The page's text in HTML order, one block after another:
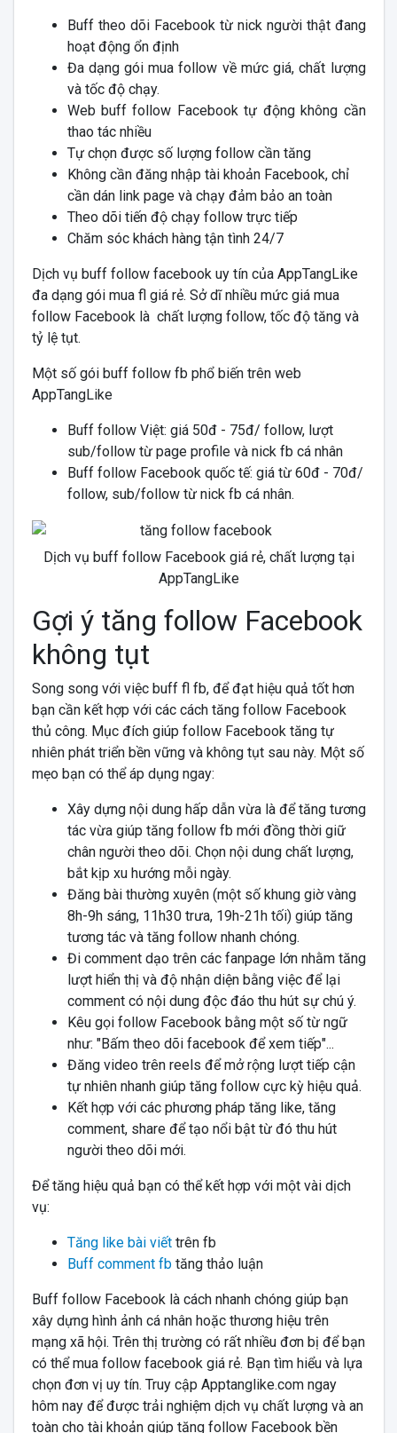
Buff theo dõi Facebook từ nick người thật đang
hoạt động ổn định
Đa dạng gói mua follow về mức giá, chất lượng
và tốc độ chạy.
Web buff follow Facebook tự động không cần
thao tác nhiều
Tự chọn được số lượng follow cần tăng
Không cần đăng nhập tài khoản Facebook, chỉ
cần dán link page và chạy đảm bảo an toàn
Theo dõi tiến độ chạy follow trực tiếp
Chăm sóc khách hàng tận tình 24/7
Dịch vụ buff follow facebook uy tín của AppTangLike
đa dạng gói mua fl giá rẻ. Sở dĩ nhiều mức giá mua
follow Facebook là chất lượng follow, tốc độ tăng và
tỷ lệ tụt.
Một số gói buff follow fb phổ biến trên web
AppTangLike
Buff follow Việt: giá 50đ - 75đ/ follow, lượt
sub/follow từ page profile và nick fb cá nhân
Buff follow Facebook quốc tế: giá từ 60đ - 70đ/
follow, sub/follow từ nick fb cá nhân.
Dịch vụ buff follow Facebook giá rẻ, chất lượng tại
AppTangLike
Gợi ý tăng follow Facebook
không tụt
Song song với việc buff fl fb, để đạt hiệu quả tốt hơn
bạn cần kết hợp với các cách tăng follow Facebook
thủ công. Mục đích giúp follow Facebook tăng tự
nhiên phát triển bền vững và không tụt sau này. Một số
mẹo bạn có thể áp dụng ngay:
Xây dựng nội dung hấp dẫn vừa là để tăng tương
tác vừa giúp tăng follow fb mới đồng thời giữ
chân người theo dõi. Chọn nội dung chất lượng,
bắt kịp xu hướng mỗi ngày.
Đăng bài thường xuyên (một số khung giờ vàng
8h-9h sáng, 11h30 trưa, 19h-21h tối) giúp tăng
tương tác và tăng follow nhanh chóng.
Đi comment dạo trên các fanpage lớn nhằm tăng
lượt hiển thị và độ nhận diện bằng việc để lại
comment có nội dung độc đáo thu hút sự chú ý.
Kêu gọi follow Facebook bằng một số từ ngữ
như: "Bấm theo dõi facebook để xem tiếp"...
Đăng video trên reels để mở rộng lượt tiếp cận
tự nhiên nhanh giúp tăng follow cực kỳ hiệu quả.
Kết hợp với các phương pháp tăng like, tăng
comment, share để tạo nổi bật từ đó thu hút
người theo dõi mới.
Để tăng hiệu quả bạn có thể kết hợp với một vài dịch
vụ:
Tăng like bài viếttrên fb
Buff comment fb tăng thảo luận
Buff follow Facebook là cách nhanh chóng giúp bạn
xây dựng hình ảnh cá nhân hoặc thương hiệu trên
mạng xã hội. Trên thị trường có rất nhiều đơn bị để bạn
có thể mua follow facebook giá rẻ. Bạn tìm hiểu và lựa
chọn đơn vị uy tín. Truy cập Apptanglike.com ngay
hôm nay để được trải nghiệm dịch vụ chất lượng và an
toàn cho tài khoản giúp tăng follow Facebook bền